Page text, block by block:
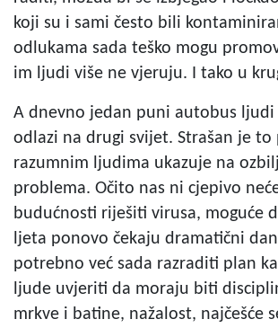
koji su i sami često bili
odlukama sada teško mogu
im ljudi više ne vjeruju. I tako u
A dnevno jedan puni autobus ljudi
odlazi na drugi svijet. Strašan je to
razumnim ljudima ukazuje na
problema. Očito nas ni cjepivo
budućnosti riješiti virusa, moguće
ljeta ponovo čekaju dramatični
potrebno već sada razraditi plan
ljude uvjeriti da moraju biti
mrkve i batine, nažalost, najčešće